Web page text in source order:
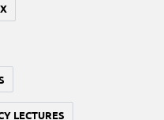
LECTURES